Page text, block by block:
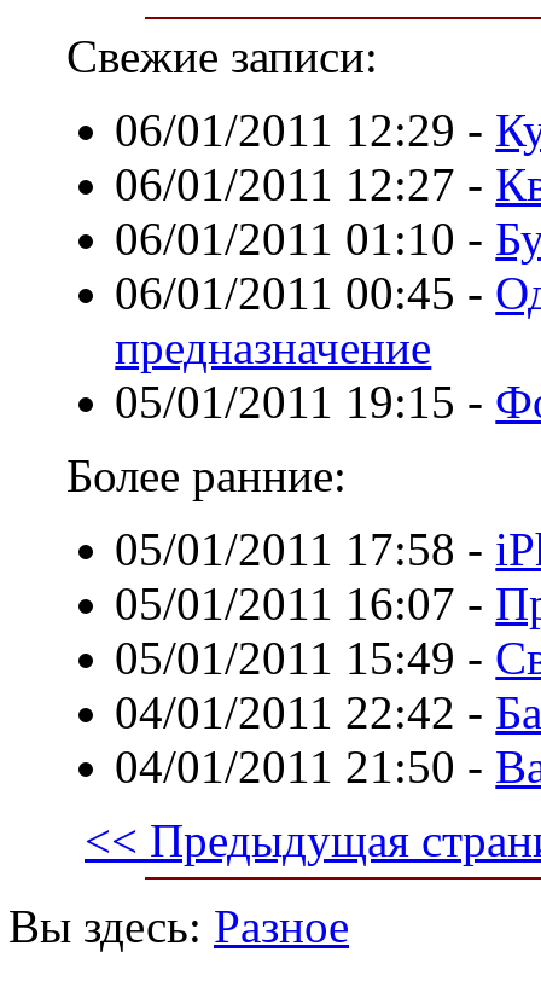
Свежие записи:
06/01/2011 12:29 -
06/01/2011 12:27 -
06/01/2011 01:10 -
06/01/2011 00:45 -
предназначение
05/01/2011 19:15 -
Более ранние:
05/01/2011 17:58 -
05/01/2011 16:07 -
05/01/2011 15:49 -
04/01/2011 22:42 -
04/01/2011 21:50 -
<< Предыдущая
Вы здесь: Разное